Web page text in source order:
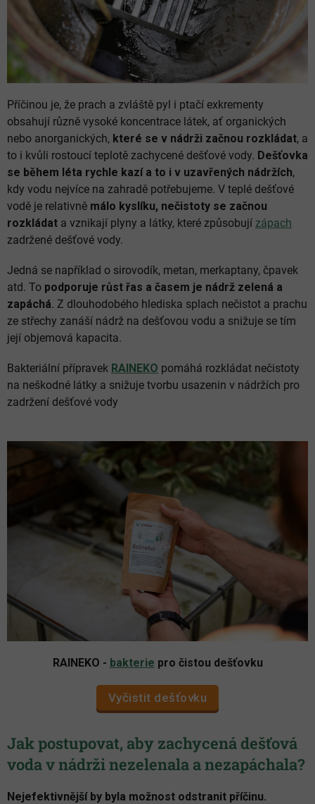
Příčinou je, že prach a zvláště pyl i ptačí exkrementy
obsahují různě vysoké koncentrace látek, ať organických
nebo anorganických, které se v nádrži začnou rozkládat, a
to i kvůli rostoucí teplotě zachycené dešťové vody. Dešťovka
se během léta rychle kazí a to i v uzavřených nádržích,
kdy vodu nejvíce na zahradě potřebujeme. V teplé dešťové
vodě je relativně málo kyslíku, nečistoty se začnou
rozkládat a vznikají plyny a látky, které způsobují zápach
zadržené dešťové vody.
Jedná se například o sirovodík, metan, merkaptany, čpavek
atd. To podporuje růst řas a časem je nádrž zelená a
zapáchá. Z dlouhodobého hlediska splach nečistot a prachu
ze střechy zanáší nádrž na dešťovou vodu a snižuje se tím
její objemová kapacita.
Bakteriální přípravek RAINEKO pomáhá rozkládat nečistoty
na neškodné látky a snižuje tvorbu usazenin v nádržích pro
zadržení dešťové vody
RAINEKO - bakterie pro čistou dešťovku
Vyčistit dešťovku
Jak postupovat, aby zachycená dešťová
voda v nádrži nezelenala a nezapáchala?
Nejefektivnější by byla možnost odstranit příčinu.